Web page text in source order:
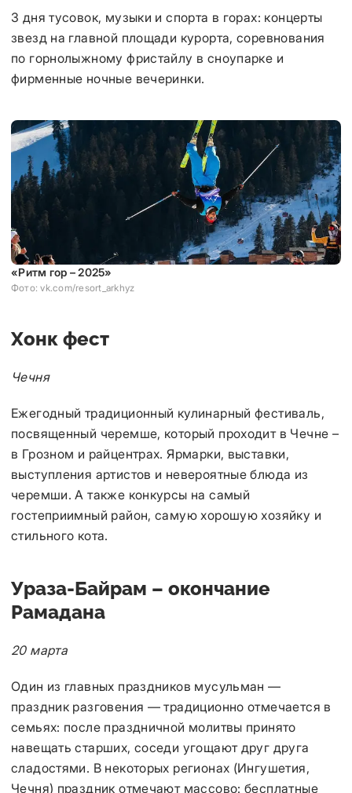
3 дня тусовок, музыки и спорта в горах: концерты
звезд на главной площади курорта, соревнования
по горнолыжному фристайлу в сноупарке и
фирменные ночные вечеринки.
«Ритм гор – 2025»
Фото: vk.com/resort_arkhyz
Хонк фест
Чечня
Ежегодный традиционный кулинарный фестиваль,
посвященный черемше, который проходит в Чечне –
в Грозном и райцентрах. Ярмарки, выставки,
выступления артистов и невероятные блюда из
черемши. А также конкурсы на самый
гостеприимный район, самую хорошую хозяйку и
стильного кота.
Ураза-Байрам – окончание
Рамадана
20 марта
Один из главных праздников мусульман —
праздник разговения — традиционно отмечается в
семьях: после праздничной молитвы принято
навещать старших, соседи угощают друг друга
сладостями. В некоторых регионах (Ингушетия,
Чечня) праздник отмечают массово: бесплатные